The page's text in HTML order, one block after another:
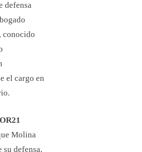
defensa
conocido
el cargo en
Molina
su defensa,